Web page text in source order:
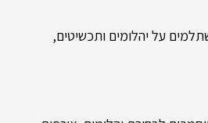
על יהלומים ותכשיטים,